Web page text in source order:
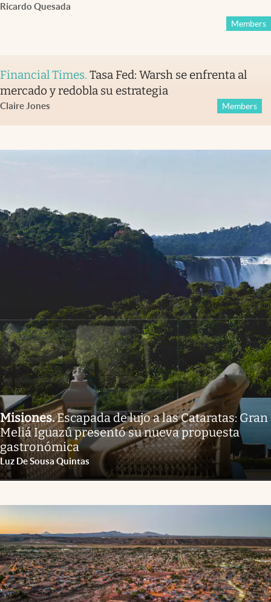
Ricardo Quesada
Members
Financial Times. Tasa Fed: Warsh se enfrenta al
mercado y redobla su estrategia
Claire Jones Members
Misiones.Escapada de lujo a las Cataratas: Gran
Meliá Iguazú presentó su nueva propuesta
gastronómica
Luz De Sousa Quintas